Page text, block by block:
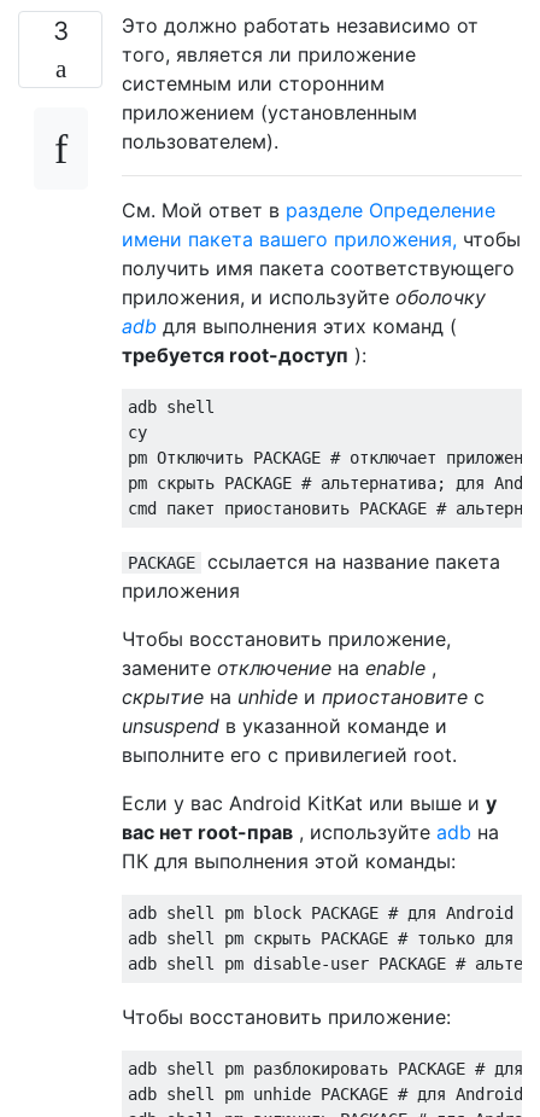
3
Это должно работать независимо от
того, является ли приложение
системным или сторонним
приложением (установленным
пользователем).
См. Мой ответ в разделе Определение
имени пакета вашего приложения, чтобы
получить имя пакета соответствующего
приложения, и используйте оболочку
adb для выполнения этих команд (
требуется root-доступ ):
adb shell
су
pm Отключить PACKAGE # отключает
pm скрыть PACKAGE # альтернатива; для
PACKAGE
ссылается на название пакета
приложения
Чтобы восстановить приложение,
замените отключение на enable ,
скрытие на unhide и приостановите с
unsuspend в указанной команде и
выполните его с привилегией root.
Если у вас Android KitKat или выше и у
вас нет root-прав , используйте adb на
ПК для выполнения этой команды:
adb shell pm block PACKAGE # для Android
adb shell pm скрыть PACKAGE # только для
Чтобы восстановить приложение:
adb shell pm разблокировать PACKAGE #
adb shell pm unhide PACKAGE # для